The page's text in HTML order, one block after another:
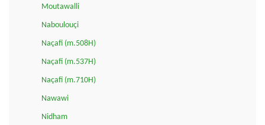
Moutawalli
Naboulouçi
Naçafi (m.508H)
Naçafi (m.537H)
Naçafi (m.710H)
Nawawi
Nidham